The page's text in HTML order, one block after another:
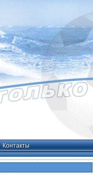
Контакты